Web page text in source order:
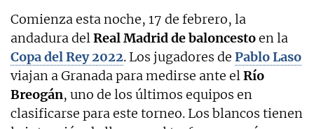
Comienza esta noche, 17 de febrero, la
andadura delReal Madridde baloncestoen la
Copa del Rey 2022. Los jugadores de Pablo Laso
viajan a Granada para medirse ante elRío
Breogán, uno de los últimos equipos en
clasificarse para este torneo. Los blancos tienen